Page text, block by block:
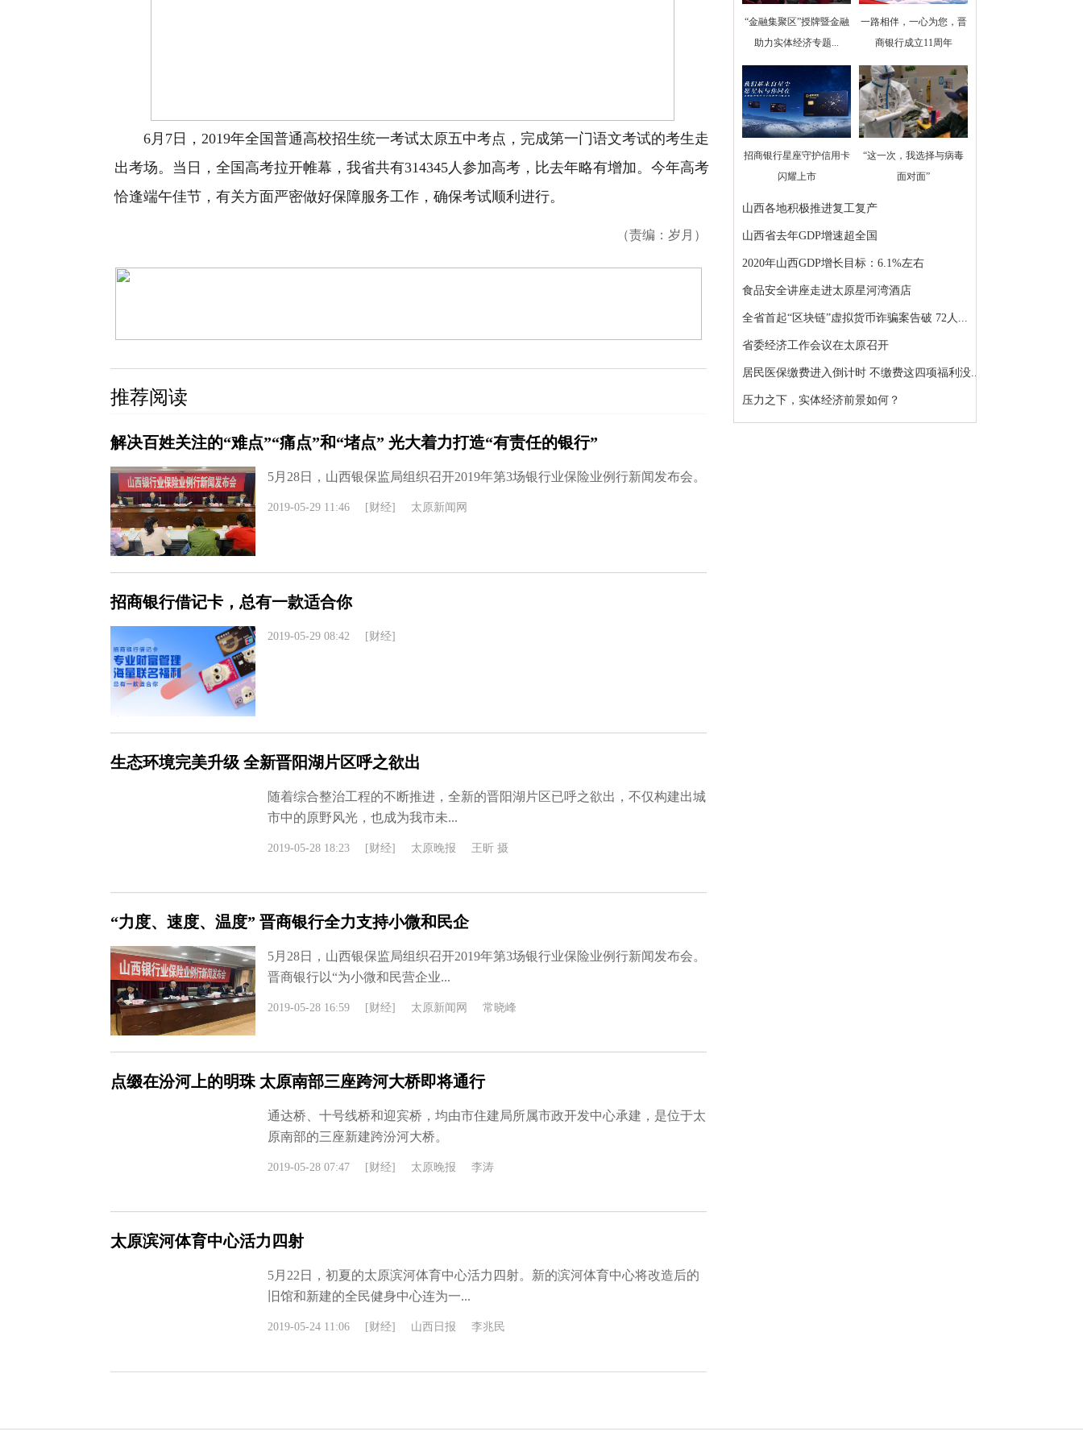
6月7日，2019年全国普通高校招生统一考试太原五中考点，完成第一门语文考试的考生走
出考场。当日，全国高考拉开帷幕，我省共有314345人参加高考，比去年略有增加。今年高考
恰逢端午佳节，有关方面严密做好保障服务工作，确保考试顺利进行。
（责编：岁月）
“金融集聚区”授牌暨金融
助力实体经济专题...
一路相伴，一心为您，晋
商银行成立11周年
招商银行星座守护信用卡
闪耀上市
“这一次，我选择与病毒
面对面”
山西各地积极推进复工复产
山西省去年GDP增速超全国
2020年山西GDP增长目标：6.1%左右
食品安全讲座走进太原星河湾酒店
全省首起“区块链”虚拟货币诈骗案告破 72人...
省委经济工作会议在太原召开
居民医保缴费进入倒计时 不缴费这四项福利没...
压力之下，实体经济前景如何？
推荐阅读
解决百姓关注的“难点”“痛点”和“堵点” 光大着力打造“有责任的银行”
5月28日，山西银保监局组织召开2019年第3场银行业保险业例行新闻发布会。
2019-05-29 11:46 [财经] 太原新闻网
招商银行借记卡，总有一款适合你
2019-05-29 08:42 [财经]
生态环境完美升级 全新晋阳湖片区呼之欲出
随着综合整治工程的不断推进，全新的晋阳湖片区已呼之欲出，不仅构建出城
市中的原野风光，也成为我市未...
2019-05-28 18:23 [财经] 太原晚报 王昕 摄
“力度、速度、温度” 晋商银行全力支持小微和民企
5月28日，山西银保监局组织召开2019年第3场银行业保险业例行新闻发布会。
晋商银行以“为小微和民营企业...
2019-05-28 16:59 [财经] 太原新闻网 常晓峰
点缀在汾河上的明珠 太原南部三座跨河大桥即将通行
通达桥、十号线桥和迎宾桥，均由市住建局所属市政开发中心承建，是位于太
原南部的三座新建跨汾河大桥。
2019-05-28 07:47 [财经] 太原晚报 李涛
太原滨河体育中心活力四射
5月22日，初夏的太原滨河体育中心活力四射。新的滨河体育中心将改造后的
旧馆和新建的全民健身中心连为一...
2019-05-24 11:06 [财经] 山西日报 李兆民